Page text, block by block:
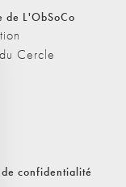
de L'ObSoCo
du Cercle
de confidentialité